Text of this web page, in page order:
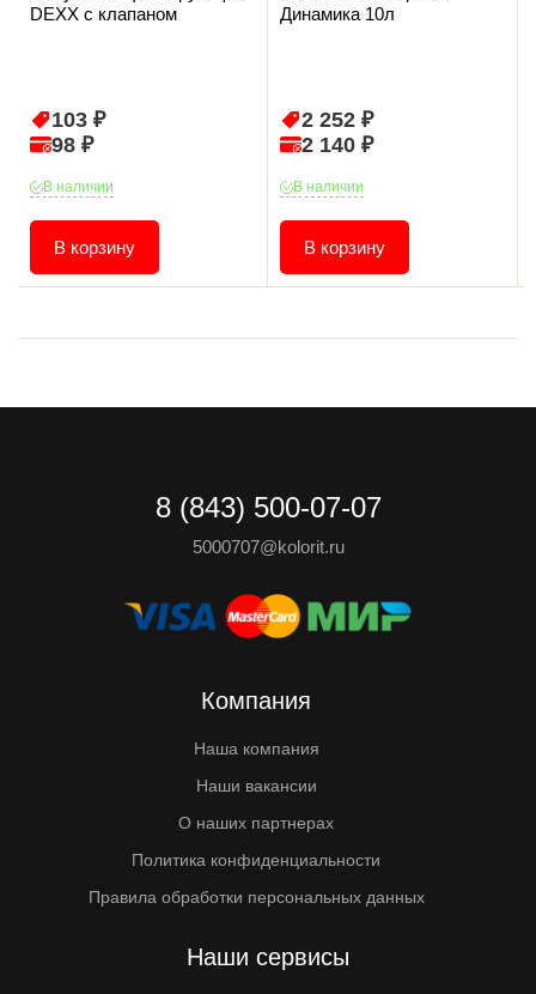
DEXX с клапаном
103 ₽
98 ₽
В наличии
В корзину
Динамика 10л
2 252 ₽
2 140 ₽
В наличии
В корзину
8 (843) 500-07-07
5000707@kolorit.ru
Компания
Наша компания
Наши вакансии
О наших партнерах
Политика конфиденциальности
Правила обработки персональных данных
Наши сервисы